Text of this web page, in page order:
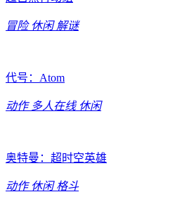
冒险 休闲 解谜
代号：Atom
动作 多人在线 休闲
奥特曼：超时空英雄
动作 休闲 格斗